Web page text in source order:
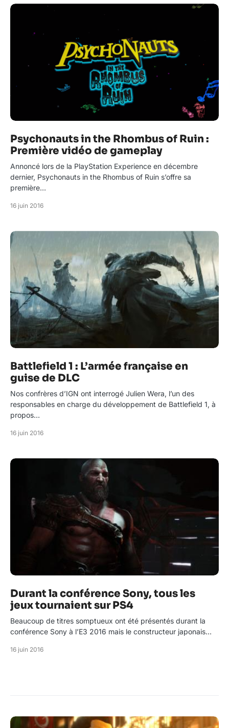
Psychonauts in the Rhombus of Ruin :
Première vidéo de gameplay
Annoncé lors de la PlayStation Experience en décembre
dernier, Psychonauts in the Rhombus of Ruin s’offre sa
première…
16 juin 2016
Battlefield 1 : L’armée française en
guise de DLC
Nos confrères d’IGN ont interrogé Julien Wera, l’un des
responsables en charge du développement de Battlefield 1, à
propos…
16 juin 2016
Durant la conférence Sony, tous les
jeux tournaient sur PS4
Beaucoup de titres somptueux ont été présentés durant la
conférence Sony à l’E3 2016 mais le constructeur japonais…
16 juin 2016